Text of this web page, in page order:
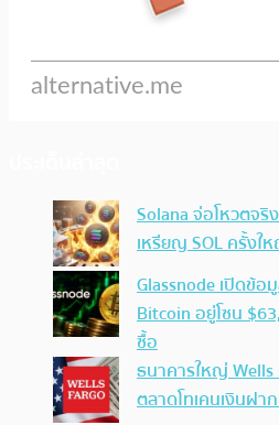
Solana จ่อโหวตจ
เหรียญ SOL ครั้งใ
Glassnode เปิดข้
Bitcoin อยู่โซน
ซื้อ
ธนาคารใหญ่
ตลาดโทเคนเงินฝา